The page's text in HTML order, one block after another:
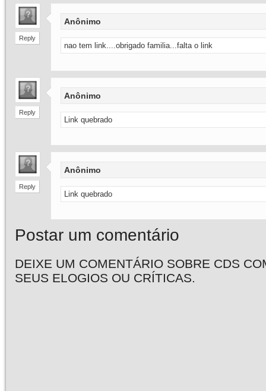
Reply
Anônimo
nao tem link....obrigado familia...falta o link
Reply
Anônimo
Link quebrado
Reply
Anônimo
Link quebrado
Postar um comentário
DEIXE UM COMENTÁRIO SOBRE CDS
SEUS ELOGIOS OU CRÍTICAS.